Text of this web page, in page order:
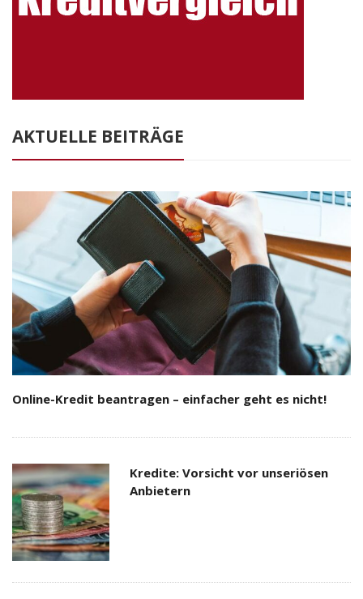
AKTUELLE BEITRÄGE
Online-Kredit beantragen – einfacher geht es nicht!
Kredite: Vorsicht vor unseriösen
Anbietern